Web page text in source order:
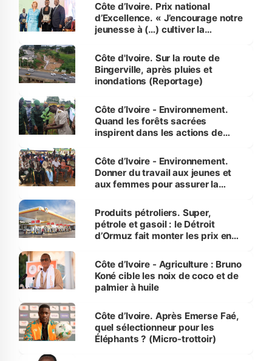
Côte d’Ivoire. Prix national
d’Excellence. « J’encourage notre
jeunesse à (…) cultiver la
(Alassane Ouattara
Côte d'Ivoire. Sur la route de
Bingerville, après pluies et
inondations (Reportage)
Côte d’Ivoire - Environnement.
Quand les forêts sacrées
inspirent dans les actions de
Côte d’Ivoire - Environnement.
Donner du travail aux jeunes et
aux femmes pour assurer la
menacées
Produits pétroliers. Super,
pétrole et gasoil : le Détroit
d’Ormuz fait monter les prix en
Côte d’Ivoire - Agriculture : Bruno
Koné cible les noix de coco et de
palmier à huile
Côte d’Ivoire. Après Emerse Faé,
quel sélectionneur pour les
Éléphants ? (Micro-trottoir)